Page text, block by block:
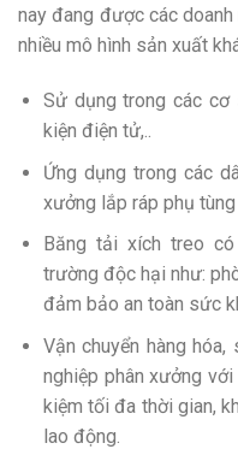
nay đang được các
nhiều mô hình sản xuất
Sử dụng trong các
kiện điện tử,..
Ứng dụng trong các
xưởng lắp ráp phụ tùng
Băng tải xích treo
trường độc hại như:
đảm bảo an toàn sức
Vận chuyển hàng
nghiệp phân xưởng
kiệm tối đa thời gian,
lao động.